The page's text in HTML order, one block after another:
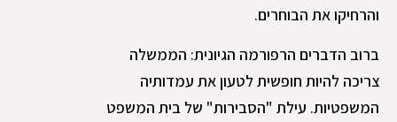
והרחיקו את הבוחרים.
ברוב הדברים הרפורמה הגיונית: הממשלה
צריכה להיות חופשית לטעון את עמדותיה
המשפטיות. עילת "הסבירות" של בית המשפט